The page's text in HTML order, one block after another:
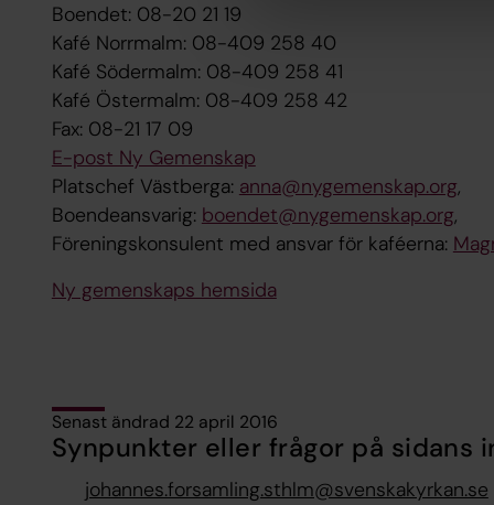
Boendet: 08-20 21 19
Kafé Norrmalm: 08-409 258 40
Kafé Södermalm: 08-409 258 41
Kafé Östermalm: 08-409 258 42
Fax: 08-21 17 09
E-post Ny Gemenskap
Platschef Västberga: anna@nygemenskap.org,
Boendeansvarig: boendet@nygemenskap.org,
Föreningskonsulent med ansvar för kaféerna:
Ny gemenskaps hemsida
Senast ändrad 22 april 2016
Synpunkter eller frågor på sidans
johannes.forsamling.sthlm@svenskakyrkan.se